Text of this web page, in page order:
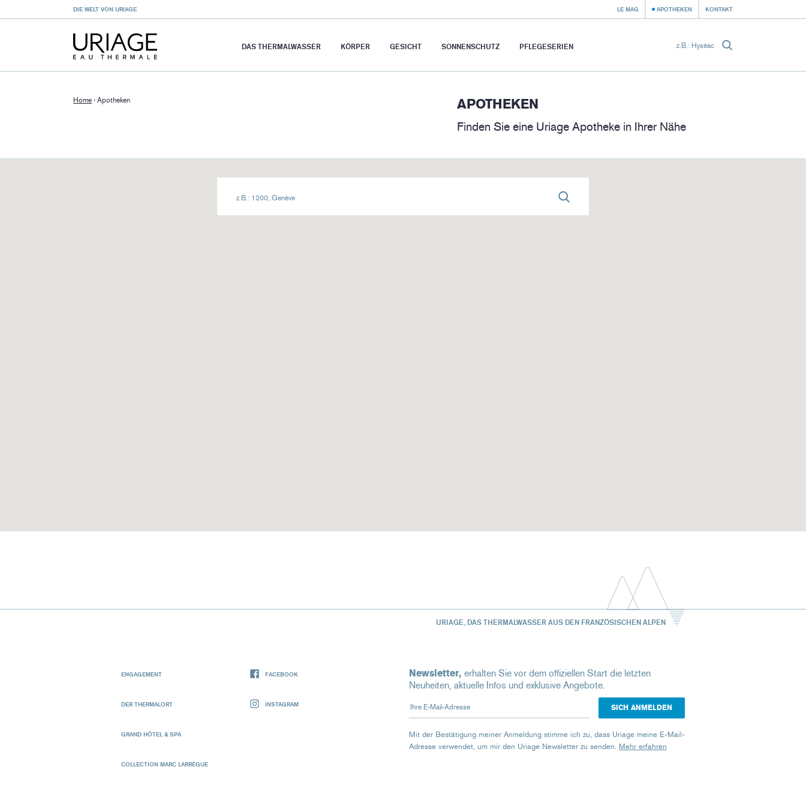
DIE WELT VON URIAGE LE MAG APOTHEKEN KONTAKT
DAS THERMALWASSER KÖRPER GESICHT SONNENSCHUTZ PFLEGESERIEN
Home › Apotheken APOTHEKEN
Finden Sie eine Uriage Apotheke in Ihrer Nähe
URIAGE, DAS THERMALWASSER AUS DEN FRANZÖSISCHEN ALPEN
ENGAGEMENT
DER THERMALORT
GRAND HÔTEL & SPA
COLLECTION MARC LARRÈGUE
FACEBOOK
INSTAGRAM
Newsletter, erhalten Sie vor dem offiziellen Start die letzten
Neuheiten, aktuelle Infos und exklusive Angebote.
Ihre E-Mail-Adresse
Mit der Bestätigung meiner Anmeldung stimme ich zu, dass Uriage meine E-Mail-
Adresse verwendet, um mir den Uriage Newsletter zu senden. Mehr erfahren